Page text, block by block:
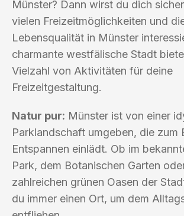
Münster? Dann wirst du dich
vielen Freizeitmöglichkeiten und
Lebensqualität in Münster
charmante westfälische Stadt
Vielzahl von Aktivitäten für deine
Freizeitgestaltung.
Natur pur: Münster ist von einer
Parklandschaft umgeben, die zum
Entspannen einlädt. Ob im
Park, dem Botanischen Garten
zahlreichen grünen Oasen der
du immer einen Ort, um dem